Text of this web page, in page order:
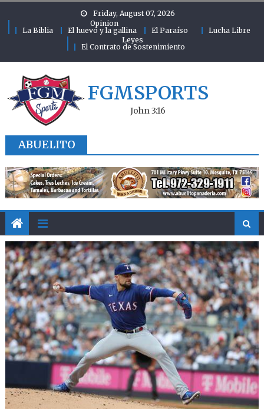
Friday, August 07, 2026
Opinion
La Biblia
El huevo y la gallina El Paraíso
Lucha Libre
Leyes
El Contrato de Sostenimiento
FGMSPORTS
John 3:16
ABUELITO